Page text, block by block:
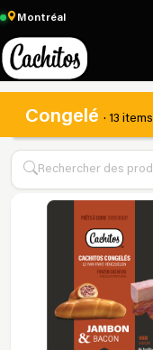
Montréal
Congelé · 13 items